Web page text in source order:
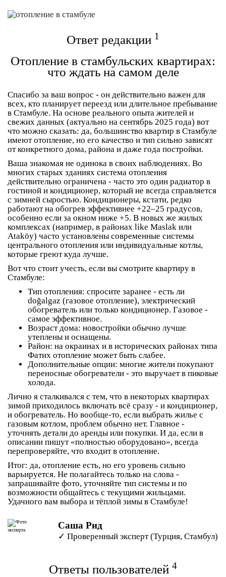
Ответ редакции 1
Отопление в стамбульских квартирах:
что ждать на самом деле
Спасибо за ваш вопрос - он действительно важен для
всех, кто планирует переезд или длительное пребывание
в Стамбуле. На основе реального опыта жителей и
свежих данных (актуально на сентябрь 2025 года) вот
что можно сказать: да, большинство квартир в Стамбуле
имеют отопление, но его качество и тип сильно зависят
от конкретного дома, района и даже года постройки.
Ваша знакомая не одинока в своих наблюдениях. Во
многих старых зданиях система отопления
действительно ограничена - часто это один радиатор в
гостиной и кондиционер, который не всегда справляется
с зимней сыростью. Кондиционеры, кстати, редко
работают на обогрев эффективнее +22–25 градусов,
особенно если за окном ниже +5. В новых же жилых
комплексах (например, в районах like Maslak или
Ataköy) часто установлены современные системы
центрального отопления или индивидуальные котлы,
которые греют куда лучше.
Вот что стоит учесть, если вы смотрите квартиру в
Стамбуле:
Тип отопления: спросите заранее - есть ли
doğalgaz (газовое отопление), электрический
обогреватель или только кондиционер. Газовое -
самое эффективное.
Возраст дома: новостройки обычно лучше
утеплены и оснащены.
Район: на окраинах и в исторических районах типа
Фатих отопление может быть слабее.
Дополнительные опции: многие жители покупают
переносные обогреватели - это выручает в пиковые
холода.
Лично я сталкивался с тем, что в некоторых квартирах
зимой приходилось включать всё сразу - и кондиционер,
и обогреватель. Но вообще-то, если выбрать жилье с
газовым котлом, проблем обычно нет. Главное -
уточнять детали до аренды или покупки. И да, если в
описании пишут «полностью оборудовано», всегда
перепроверяйте, что входит в отопление.
Итог: да, отопление есть, но его уровень сильно
варьируется. Не полагайтесь только на слова -
запрашивайте фото, уточняйте тип системы и по
возможности общайтесь с текущими жильцами.
Удачного вам выбора и тёплой зимы в Стамбуле!
Саша Рид
✓ Проверенный эксперт (Турция, Стамбул)
Ответы пользователей 4